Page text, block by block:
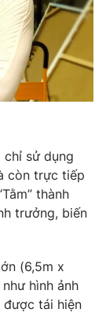
chỉ sử dụng
còn trực tiếp
thành
trưởng, biến
(6,5m x
hình ảnh
tái hiện